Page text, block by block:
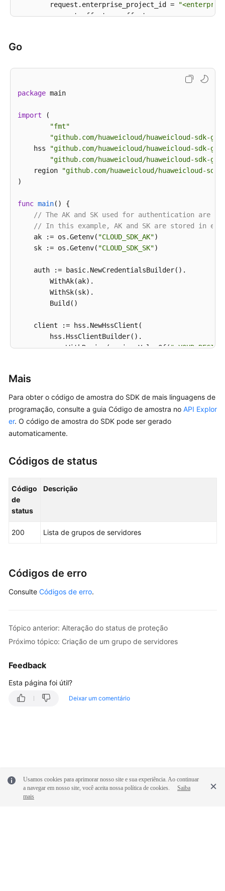
        request.enterprise_project_id =
        request.offset = <offset>
        response = client.list_host_groups(request)
except exceptions.ClientRequestException as e:
print
Go
package main
import (
"fmt"
"github.com/huaweicloud/huaweicloud-sdk-
    hss
"github.com/huaweicloud/huaweicloud-sdk-
"github.com/huaweicloud/huaweicloud-sdk-
    region
"github.com/huaweicloud/huaweicloud-
)
func main()
{
// The AK and SK used for authentication are
// In this example, AK and SK are stored in
    ak := os.Getenv(
"CLOUD_SDK_AK")
    sk := os.Getenv(
"CLOUD_SDK_SK")
    auth := basic.NewCredentialsBuilder().
        WithAk(ak).
        WithSk(sk).
        Build()
    client := hss.NewHssClient(
        hss.HssClientBuilder().
            WithRegion(region.ValueOf(
"<YOUR
	enterpriseProjectIdRequest:=
	request.EnterpriseProjectId = &enterpriseProjectIdRequest
	offsetRequest:=
int32 (<offset>)
	request.Offset = &offsetRequest
	request.Limit = &limitRequest
	response, err := client.ListHostGroups(request)
        fmt.Printf(
        fmt.Println(err)
Mais
Para obter o código de amostra do SDK de mais linguagens de
programação, consulte a guia Código de amostra no API Explor
er. O código de amostra do SDK pode ser gerado
automaticamente.
Códigos de status
Código
de
status
Descrição
200 Lista de grupos de servidores
Códigos de erro
Consulte Códigos de erro.
Tópico anterior: Alteração do status de proteção
Próximo tópico: Criação de um grupo de servidores
Feedback
Esta página foi útil?
Deixar um comentário
Usamos cookies para aprimorar nosso site e sua experiência. Ao continuar
a navegar em nosso site, você aceita nossa política de cookies.
Saiba
mais